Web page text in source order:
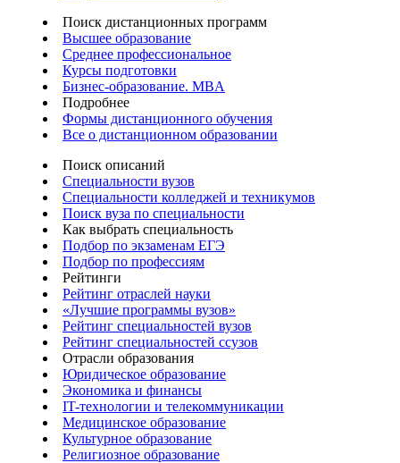
Поиск дистанционных программ
Высшее образование
Среднее профессиональное
Курсы подготовки
Бизнес-образование. MBA
Подробнее
Формы дистанционного обучения
Все о дистанционном образовании
Поиск описаний
Специальности вузов
Специальности колледжей и техникумов
Поиск вуза по специальности
Как выбрать специальность
Подбор по экзаменам ЕГЭ
Подбор по профессиям
Рейтинги
Рейтинг отраслей науки
«Лучшие программы вузов»
Рейтинг специальностей вузов
Рейтинг специальностей ссузов
Отрасли образования
Юридическое образование
Экономика и финансы
IT-технологии и телекоммуникации
Медицинское образование
Культурное образование
Религиозное образование